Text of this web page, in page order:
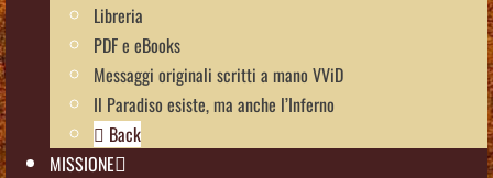
Libreria
PDF e eBooks
Messaggi originali scritti a mano VViD
Il Paradiso esiste, ma anche l’Inferno
Back
MISSIONE